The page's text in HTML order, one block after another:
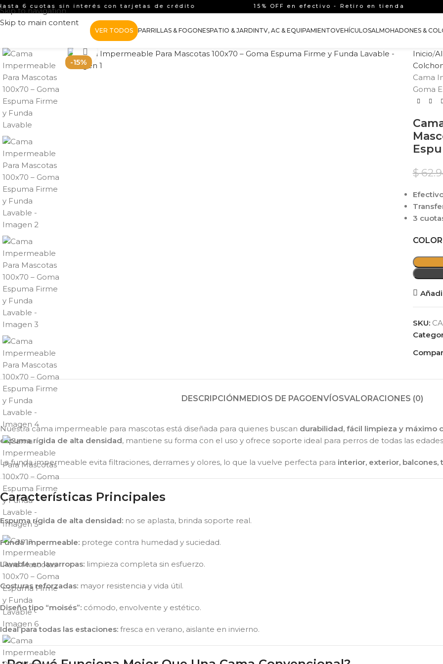
Skip to navigation
Skip to main content
6 cuotas sin interés con tarjetas de crédito 15% OFF en efectivo - Retiro en tienda
VER TODOS PARRILLAS & FOGONESPATIO & JARDINTV, AC & EQUIPAMIENTOVEHÍCULOSALMOHADONES &
-15%
Clic para ampliar Inicio
Cama
Goma
$
Efectivo
3
COLOR
SKU:
DESCRIPCIÓNMEDIOS DE PAGOENVÍOSVALORACIONES (0)
Nuestra cama impermeable para mascotas está diseñada para quienes buscan durabilidad, fácil limpieza y máximo
espuma rígida de alta densidad, mantiene su forma con el uso y ofrece soporte ideal para perros de todas las
La funda impermeable evita filtraciones, derrames y olores, lo que la vuelve perfecta para interior, exterior, balcones,
Características Principales
Espuma rígida de alta densidad: no se aplasta, brinda soporte real.
Funda impermeable: protege contra humedad y suciedad.
Lavable en lavarropas: limpieza completa sin esfuerzo.
Costuras reforzadas: mayor resistencia y vida útil.
Diseño tipo “moisés”: cómodo, envolvente y estético.
Ideal para todas las estaciones: fresca en verano, aislante en invierno.